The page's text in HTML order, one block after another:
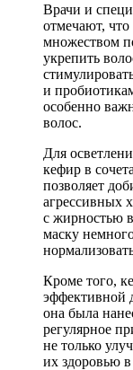
Врачи и
отмечают, что
множеством
укрепить
и
особенно
волос.
Для
кефир в
позволяет
агрессивных
с жирностью
маску
Кроме того,
эффективной
она была
регулярное
не только
их здоровью